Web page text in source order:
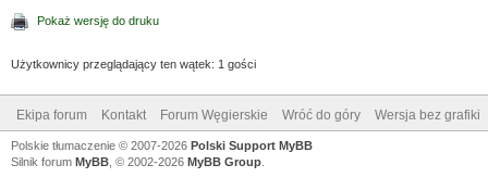
Pokaż wersję do druku
Użytkownicy przeglądający ten wątek: 1 gości
Ekipa forum Kontakt Forum Węgierskie Wróć do góry Wersja bez grafiki
Polskie tłumaczenie © 2007-2026 Polski Support MyBB
Silnik forum MyBB , © 2002-2026 MyBB Group